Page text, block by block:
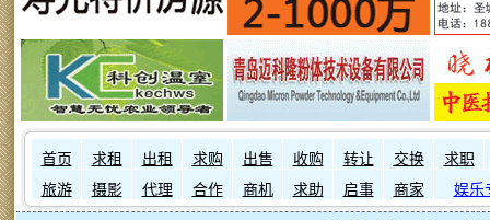
首页 求租 出租 求购 出售 收购 转让 交换
求职
旅游
摄影 代理 合作 商机 求助 启事 商家 娱乐